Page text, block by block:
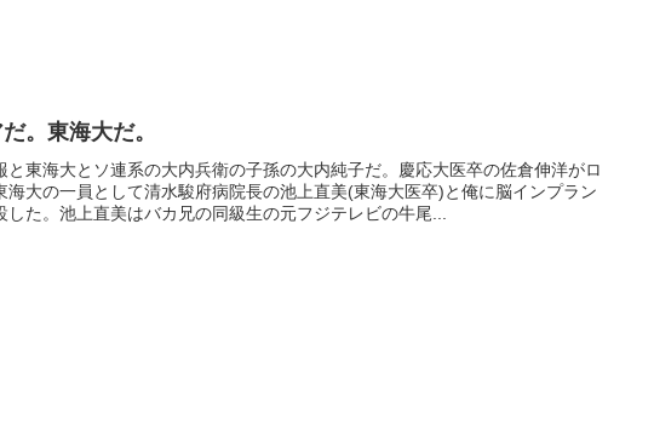
。東海大だ。
と東海大とソ連系の大内兵衛の子孫の大内純子だ。慶応大医卒の佐倉伸洋がロ
海大の一員として清水駿府病院長の池上直美(東海大医卒)と俺に脳インプラン
した。池上直美はバカ兄の同級生の元フジテレビの牛尾...